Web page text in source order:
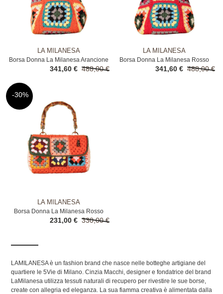
LA MILANESA
Borsa Donna La Milanesa Arancione
488,00 €
341,60 €
LA MILANESA
Borsa Donna La Milanesa Rosso
488,00 €
341,60 €
-30%
LA MILANESA
Borsa Donna La Milanesa Rosso
330,00 €
231,00 €
LAMILANESA è un fashion brand che nasce nelle botteghe artigiane del
quartiere le 5Vie di Milano. Cinzia Macchi, designer e fondatrice del brand
LaMilanesa utilizza tessuti naturali di recupero per rivestire le sue borse,
create con allegria ed eleganza. La sua fiamma creativa è alimentata dalla